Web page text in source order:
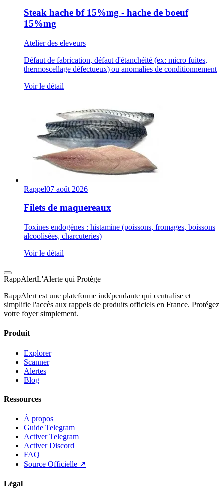
Steak hache bf 15%mg - hache de boeuf
15%mg
Atelier des eleveurs
Défaut de fabrication, défaut d'étanchéité (ex: micro fuites,
thermoscellage défectueux) ou anomalies de conditionnement
Voir le détail
Rappel07 août 2026
Filets de maquereaux
Toxines endogènes : histamine (poissons, fromages, boissons
alcoolisées, charcuteries)
Voir le détail
RappAlertL'Alerte qui Protège
RappAlert est une plateforme indépendante qui centralise et
simplifie l'accès aux rappels de produits officiels en France. Protégez
votre foyer simplement.
Produit
Explorer
Scanner
Alertes
Blog
Ressources
À propos
Guide Telegram
Activer Telegram
Activer Discord
FAQ
Source Officielle ↗
Légal